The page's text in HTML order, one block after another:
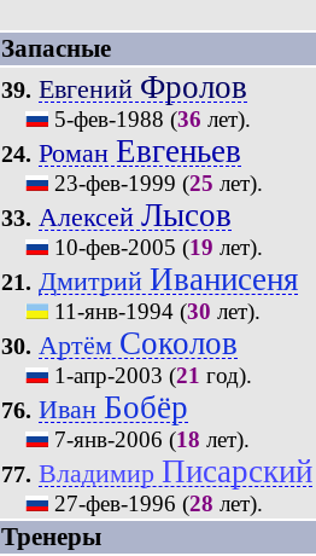
Запасные
39. Евгений Фролов
5-фев-1988 (36 лет).
24. Роман Евгеньев
23-фев-1999 (25 лет).
33. Алексей Лысов
10-фев-2005 (19 лет).
21. Дмитрий Иванисеня
11-янв-1994(30 лет).
30. Артём Соколов
1-апр-2003 (21 год).
76. Иван Бобёр
7-янв-2006 (18 лет).
77. Владимир Писарский
27-фев-1996 (28 лет).
Тренеры